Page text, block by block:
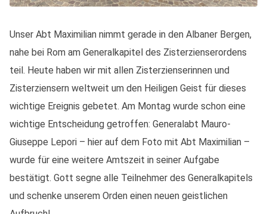
Unser Abt Maximilian nimmt gerade in den Albaner Bergen,
nahe bei Rom am Generalkapitel des Zisterzienserordens
teil. Heute haben wir mit allen Zisterzienserinnen und
Zisterziensern weltweit um den Heiligen Geist für dieses
wichtige Ereignis gebetet. Am Montag wurde schon eine
wichtige Entscheidung getroffen: Generalabt Mauro-
Giuseppe Lepori – hier auf dem Foto mit Abt Maximilian –
wurde für eine weitere Amtszeit in seiner Aufgabe
bestätigt. Gott segne alle Teilnehmer des Generalkapitels
und schenke unserem Orden einen neuen geistlichen